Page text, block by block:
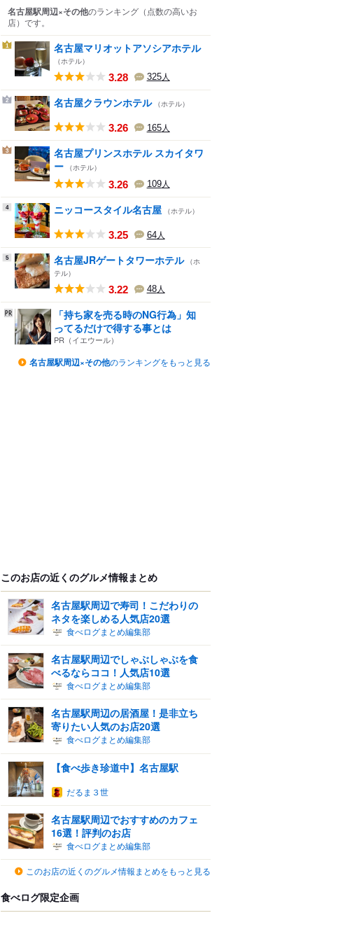
名古屋駅周辺×その他のランキング （点数の高いお
店） です。
1 名古屋マリオットアソシアホテル
（ホテル）
3.28 325人
2 名古屋クラウンホテル （ホテル）
3.26 165人
3
名古屋プリンスホテル スカイタワ
ー （ホテル）
3.26 109人
4 ニッコースタイル名古屋 （ホテル）
3.25 64人
5 名古屋JRゲートタワーホテル （ホ
テル）
3.22 48人
「持ち家を売る時のNG行為」知
ってるだけで得する事とは
PR（イエウール）
名古屋駅周辺×その他のランキングをもっと見る
このお店の近くのグルメ情報まとめ
名古屋駅周辺で寿司！こだわりの
ネタを楽しめる人気店20選
食べログまとめ編集部
名古屋駅周辺でしゃぶしゃぶを食
べるならココ！人気店10選
食べログまとめ編集部
名古屋駅周辺の居酒屋！是非立ち
寄りたい人気のお店20選
食べログまとめ編集部
【食べ歩き珍道中】名古屋駅
だるま３世
名古屋駅周辺でおすすめのカフェ
16選！評判のお店
食べログまとめ編集部
このお店の近くのグルメ情報まとめをもっと見る
食べログ限定企画